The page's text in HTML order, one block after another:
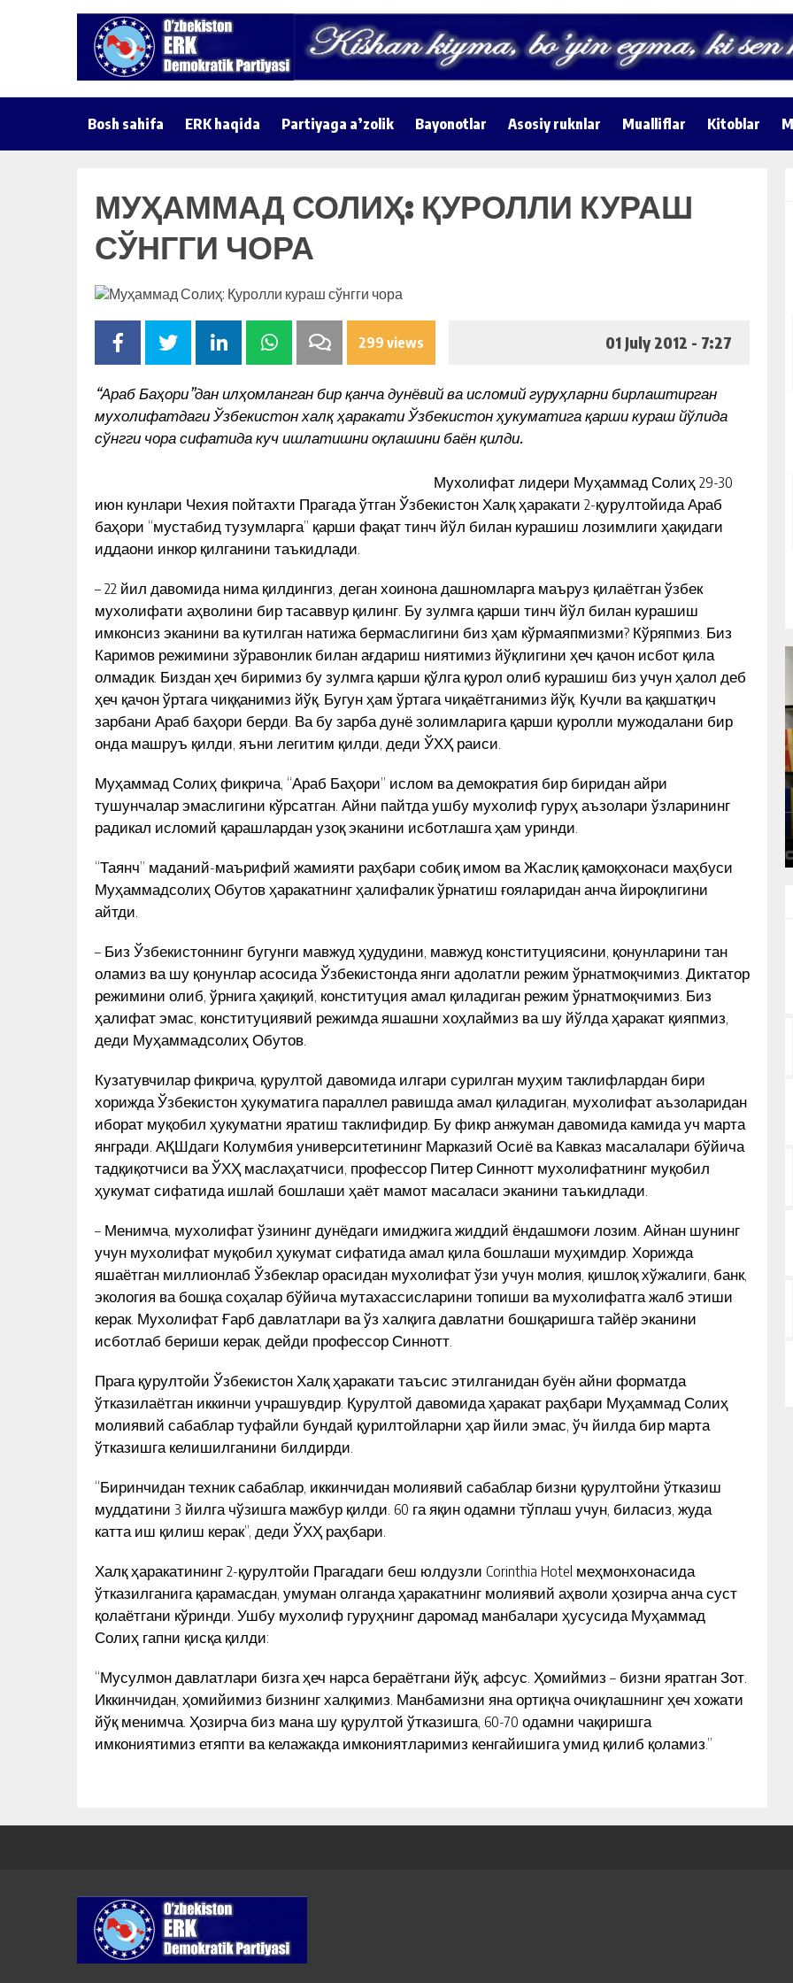
Bosh sahifa ERK haqida Partiyaga a’zolik Bayonotlar Asosiy ruknlar Mualliflar Kitoblar
МУҲАММАД СОЛИҲ: ҚУРОЛЛИ КУРАШ
СЎНГГИ ЧОРА
299 views 01 July 2012 - 7:27
“Араб Баҳори”дан илҳомланган бир қанча дунёвий ва исломий гуруҳларни бирлаштирган
мухолифатдаги Ўзбекистон халқ ҳаракати Ўзбекистон ҳукуматига қарши кураш йўлида
сўнгги чора сифатида куч ишлатишни оқлашини баён қилди.
Мухолифат лидери Муҳаммад Солиҳ 29-30
июн кунлари Чехия пойтахти Прагада ўтган Ўзбекистон Халқ ҳаракати 2-қурултойида Араб
баҳори “мустабид тузумларга” қарши фақат тинч йўл билан курашиш лозимлиги ҳақидаги
иддаони инкор қилганини таъкидлади.
– 22 йил давомида нима қилдингиз, деган хоинона дашномларга маъруз қилаётган ўзбек
мухолифати аҳволини бир тасаввур қилинг. Бу зулмга қарши тинч йўл билан курашиш
имконсиз эканини ва кутилган натижа бермаслигини биз ҳам кўрмаяпмизми? Кўряпмиз. Биз
Каримов режимини зўравонлик билан ағдариш ниятимиз йўқлигини ҳеч қачон исбот қила
олмадик. Биздан ҳеч биримиз бу зулмга қарши қўлга қурол олиб курашиш биз учун ҳалол деб
ҳеч қачон ўртага чиққанимиз йўқ. Бугун ҳам ўртага чиқаётганимиз йўқ. Кучли ва қақшатқич
зарбани Араб баҳори берди. Ва бу зарба дунё золимларига қарши қуролли мужодалани бир
онда машруъ қилди, яъни легитим қилди, деди ЎХҲ раиси.
Муҳаммад Солиҳ фикрича, “Араб Баҳори” ислом ва демократия бир биридан айри
тушунчалар эмаслигини кўрсатган. Айни пайтда ушбу мухолиф гуруҳ аъзолари ўзларининг
радикал исломий қарашлардан узоқ эканини исботлашга ҳам уринди.
“Таянч” маданий-маърифий жамияти раҳбари собиқ имом ва Жаслиқ қамоқхонаси маҳбуси
Муҳаммадсолиҳ Обутов ҳаракатнинг ҳалифалик ўрнатиш ғояларидан анча йироқлигини
айтди.
– Биз Ўзбекистоннинг бугунги мавжуд ҳудудини, мавжуд конституциясини, қонунларини тан
оламиз ва шу қонунлар асосида Ўзбекистонда янги адолатли режим ўрнатмоқчимиз. Диктатор
режимини олиб, ўрнига ҳақиқий, конституция амал қиладиган режим ўрнатмоқчимиз. Биз
ҳалифат эмас, конституциявий режимда яшашни хоҳлаймиз ва шу йўлда ҳаракат қияпмиз,
деди Муҳаммадсолиҳ Обутов.
Кузатувчилар фикрича, қурултой давомида илгари сурилган муҳим таклифлардан бири
хорижда Ўзбекистон ҳукуматига параллел равишда амал қиладиган, мухолифат аъзоларидан
иборат муқобил ҳукуматни яратиш таклифидир. Бу фикр анжуман давомида камида уч марта
янгради. АҚШдаги Колумбия университетининг Марказий Осиё ва Кавказ масалалари бўйича
тадқиқотчиси ва ЎХҲ маслаҳатчиси, профессор Питер Синнотт мухолифатнинг муқобил
ҳукумат сифатида ишлай бошлаши ҳаёт мамот масаласи эканини таъкидлади.
– Менимча, мухолифат ўзининг дунёдаги имиджига жиддий ёндашмоғи лозим. Айнан шунинг
учун мухолифат муқобил ҳукумат сифатида амал қила бошлаши муҳимдир. Хорижда
яшаётган миллионлаб Ўзбеклар орасидан мухолифат ўзи учун молия, қишлоқ хўжалиги, банк,
экология ва бошқа соҳалар бўйича мутахассисларини топиши ва мухолифатга жалб этиши
керак. Мухолифат Ғарб давлатлари ва ўз халқига давлатни бошқаришга тайёр эканини
исботлаб бериши керак, дейди профессор Синнотт.
Прага қурултойи Ўзбекистон Халқ ҳаракати таъсис этилганидан буён айни форматда
ўтказилаётган иккинчи учрашувдир. Қурултой давомида ҳаракат раҳбари Муҳаммад Солиҳ
молиявий сабаблар туфайли бундай қурилтойларни ҳар йили эмас, ўч йилда бир марта
ўтказишга келишилганини билдирди.
“Биринчидан техник сабаблар, иккинчидан молиявий сабаблар бизни қурултойни ўтказиш
муддатини 3 йилга чўзишга мажбур қилди. 60 га яқин одамни тўплаш учун, биласиз, жуда
катта иш қилиш керак”, деди ЎХҲ раҳбари.
Халқ ҳаракатининг 2-қурултойи Прагадаги беш юлдузли Corinthia Hotel меҳмонхонасида
ўтказилганига қарамасдан, умуман олганда ҳаракатнинг молиявий аҳволи ҳозирча анча суст
қолаётгани кўринди. Ушбу мухолиф гуруҳнинг даромад манбалари ҳусусида Муҳаммад
Солиҳ гапни қисқа қилди:
“Мусулмон давлатлари бизга ҳеч нарса бераётгани йўқ, афсус. Ҳомиймиз – бизни яратган Зот.
Иккинчидан, ҳомийимиз бизнинг халқимиз. Манбамизни яна ортиқча очиқлашнинг ҳеч хожати
йўқ менимча. Ҳозирча биз мана шу қурултой ўтказишга, 60-70 одамни чақиришга
имкониятимиз етяпти ва келажакда имкониятларимиз кенгайишига умид қилиб қоламиз.”
КУН ЯНГИЛИКЛАРИ
ЁЗУВЧИСИ КИТОБИНИ ЧИҚАРДИ –
БУНИНГ ОРТИДА ҚАНДАЙ
САБАБЛАР ТУРИБДИ?
КУН ЯНГИЛИКЛАРИ
МАРКАЗИДА МУҲАММАД СОЛИҲ
ЯCАГАН ҲАЙКАЛНИ ЎРНАТИШНИ
ТАКЛИФ ҚИЛДИ